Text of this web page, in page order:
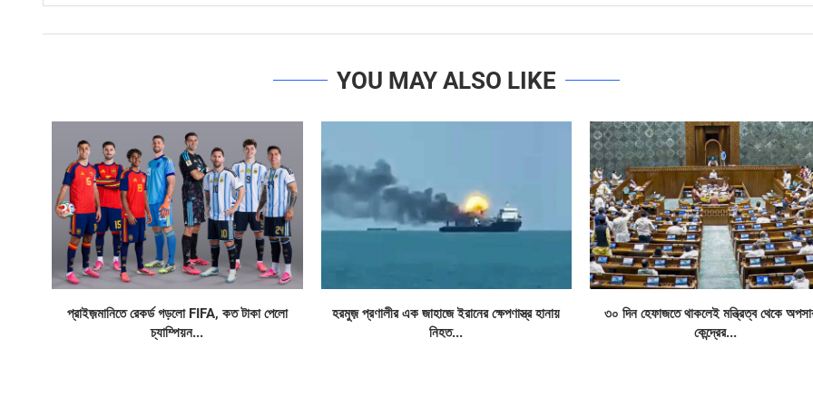
YOU MAY ALSO LIKE
প্রাইজ়মানিতে রেকর্ড গড়লো FIFA, কত টাকা পেলো
চ্যাম্পিয়ন...
হরমুজ় প্রণালীর এক জাহাজে ইরানের ক্ষেপণাস্ত্র হানায়
নিহত...
৩০ দিন হেফাজতে থাকলেই মন্ত্রিত্ব থেকে
কেন্দ্রের...